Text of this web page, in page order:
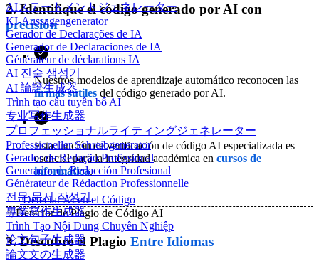
AIステートメントジェネレーター
KI-Aussagengenerator
Gerador de Declarações de IA
Generador de Declaraciones de IA
Générateur de déclarations IA
AI 진술 생성기
AI 論證生成器
Trình tạo câu tuyên bố AI
专业写作生成器
プロフェッショナルライティングジェネレーター
Professioneller Schreibgenerator
Gerador de Redação Profissional
Generador de Redacción Profesional
Générateur de Rédaction Professionnelle
전문 문서 작성기
專業寫作生成器
Trình Tạo Nội Dung Chuyên Nghiệp
论文句子生成器
論文文の生成器
2. Identifique el código generado por AI con
precisión
Nuestros modelos de aprendizaje automático reconocen las
firmas sutiles del código generado por AI.
Esta función de verificación de código AI especializada es
esencial para la integridad académica en cursos de
informática.
Detectar AI en el Código
✨Detector de Plagio de Código AI
3. Descubre el Plagio Entre Idiomas